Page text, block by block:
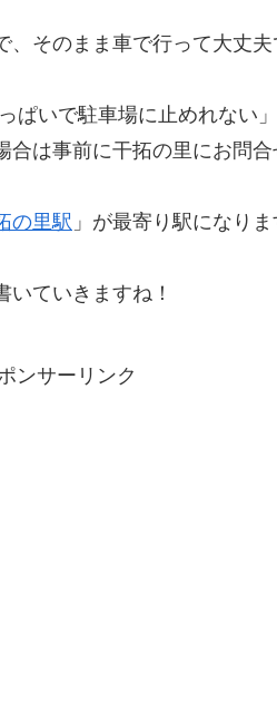
そのまま車で行って大丈夫
ぱいで駐車場に止めれない
は事前に干拓の里にお問合
の里駅 」が最寄り駅になりま
ていきますね！
ンサーリンク